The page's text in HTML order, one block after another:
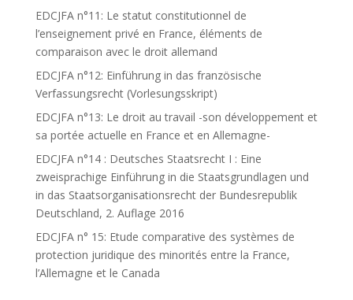
EDCJFA n°11: Le statut constitutionnel de
l’enseignement privé en France, éléments de
comparaison avec le droit allemand
EDCJFA n°12: Einführung in das französische
Verfassungsrecht (Vorlesungsskript)
EDCJFA n°13: Le droit au travail -son développement et
sa portée actuelle en France et en Allemagne-
EDCJFA n°14 : Deutsches Staatsrecht I : Eine
zweisprachige Einführung in die Staatsgrundlagen und
in das Staatsorganisationsrecht der Bundesrepublik
Deutschland, 2. Auflage 2016
EDCJFA n° 15: Etude comparative des systèmes de
protection juridique des minorités entre la France,
l’Allemagne et le Canada